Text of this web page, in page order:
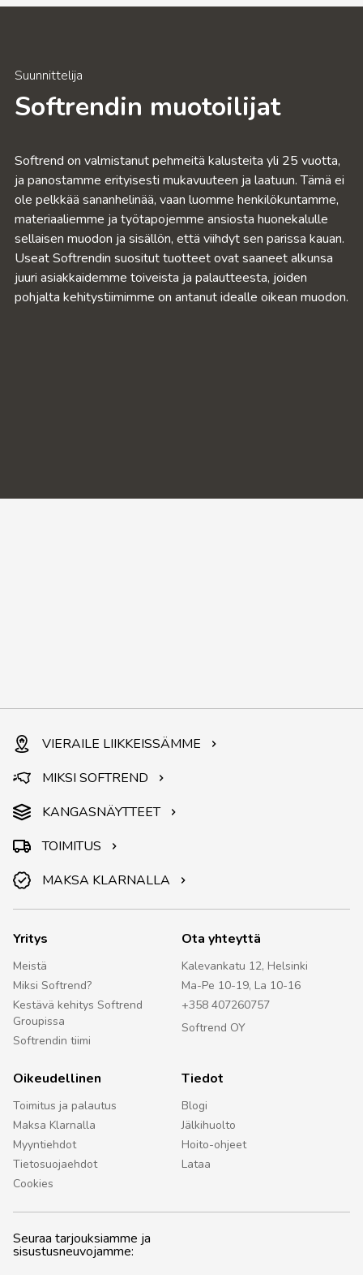
Suunnittelija
Softrendin muotoilijat
Softrend on valmistanut pehmeitä kalusteita yli 25 vuotta,
ja panostamme erityisesti mukavuuteen ja laatuun. Tämä ei
ole pelkkää sananhelinää, vaan luomme henkilökuntamme,
materiaaliemme ja työtapojemme ansiosta huonekalulle
sellaisen muodon ja sisällön, että viihdyt sen parissa kauan.
Useat Softrendin suositut tuotteet ovat saaneet alkunsa
juuri asiakkaidemme toiveista ja palautteesta, joiden
pohjalta kehitystiimimme on antanut idealle oikean muodon.
VIERAILE LIIKKEISSÄMME
MIKSI SOFTREND
KANGASNÄYTTEET
TOIMITUS
MAKSA KLARNALLA
Yritys
Meistä
Miksi Softrend?
Kestävä kehitys Softrend
Groupissa
Softrendin tiimi
Ota yhteyttä
Kalevankatu 12, Helsinki
Ma-Pe 10-19, La 10-16
+358 407260757
Softrend OY
Oikeudellinen
Toimitus ja palautus
Maksa Klarnalla
Myyntiehdot
Tietosuojaehdot
Cookies
Tiedot
Blogi
Jälkihuolto
Hoito-ohjeet
Lataa
Seuraa tarjouksiamme ja
sisustusneuvojamme: